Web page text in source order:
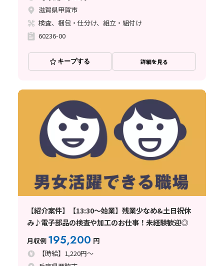
滋賀県甲賀市
検査、梱包・仕分け、組立・組付け
60236-00
キープする 詳細を見る
【紹介案件】【13:30～始業】残業少なめ&土日祝休
み♪電子部品の検査や加工のお仕事！未経験歓迎◎
月収例 195,200 円
【時給】1,220円～